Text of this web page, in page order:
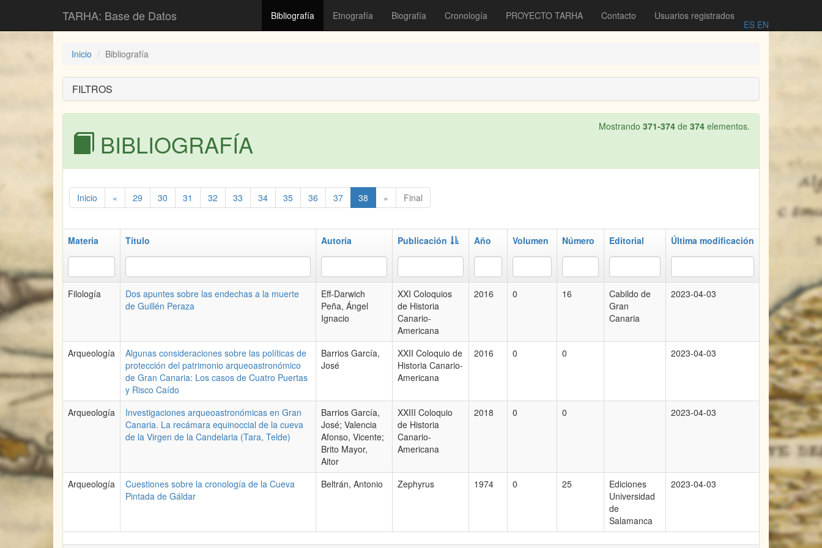
TARHA: Base de Datos Bibliografía Etnografía Biografía Cronología PROYECTO TARHA Contacto Usuarios registrados
ES EN
Inicio Bibliografía
FILTROS
Mostrando 371-374 de 374 elementos.
BIBLIOGRAFÍA
Inicio « 29 30 31 32 33 34 35 36 37 38 » Final
Materia Título Autoría Publicación Año Volumen Número Editorial Última modificación
Filología
Dos apuntes sobre las endechas a la muerte
de Guillén Peraza
Eff-Darwich
Peña, Ángel
Ignacio
XXI Coloquios
de Historia
Canario-
Americana
2016 0 16
Cabildo de
Gran
Canaria
2023-04-03
Arqueología
Algunas consideraciones sobre las políticas de
protección del patrimonio arqueoastronómico
de Gran Canaria: Los casos de Cuatro Puertas
y Risco Caído
Barrios García,
José
XXII Coloquio de
Historia Canario-
Americana
2016 0 0 2023-04-03
Arqueología
Investigaciones arqueoastronómicas en Gran
Canaria. La recámara equinoccial de la cueva
de la Virgen de la Candelaria (Tara, Telde)
Barrios García,
José; Valencia
Afonso, Vicente;
Brito Mayor,
Aitor
XXIII Coloquio
de Historia
Canario-
Americana
2018 0 0 2023-04-03
Arqueología
Cuestiones sobre la cronología de la Cueva
Pintada de Gáldar
Beltrán, Antonio Zephyrus 1974 0 25
Ediciones
Universidad
de
Salamanca
2023-04-03